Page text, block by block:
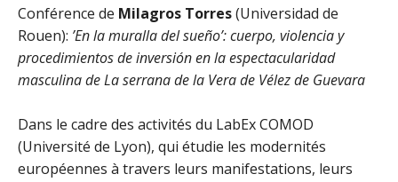
Conférence de Milagros Torres(Universidad de
Rouen): ’En la muralla del sueño’: cuerpo, violencia y
procedimientos de inversión en la espectacularidad
masculina de La serrana de la Vera de Vélez de Guevara
Dans le cadre des activités du LabEx COMOD
(Université de Lyon), qui étudie les modernités
européennes à travers leurs manifestations, leurs